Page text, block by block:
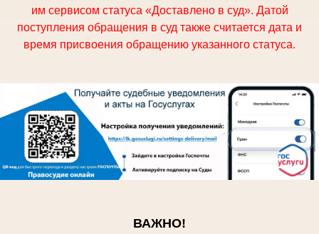
им сервисом статуса «Доставлено в суд». Датой
поступления обращения в суд также считается дата и
время присвоения обращению указанного статуса.
ВАЖНО!